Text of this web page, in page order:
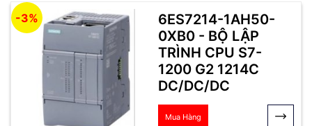
6ES7214-1AH50-
0XB0 - BỘ LẬP
TRÌNH CPU S7-
1200 G2 1214C
DC/DC/DC
-3%
Mua Hàng